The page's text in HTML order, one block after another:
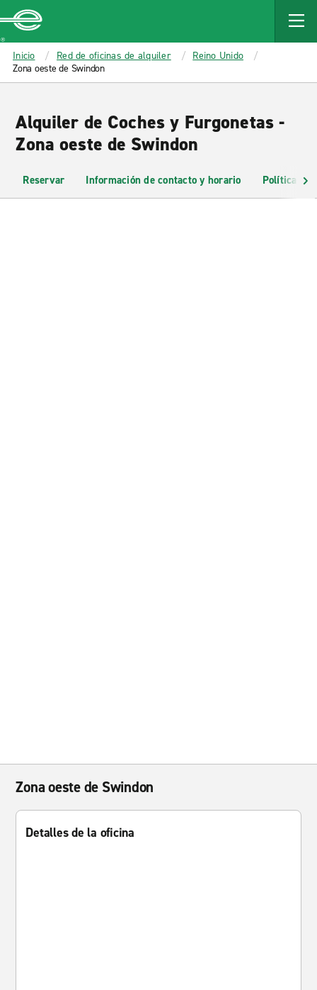
MAIN
CONTENT
Enterprise
Inicio Red de oficinas de alquiler
Reino Unido
Zona oeste de Swindon
Alquiler de Coches y Furgonetas -
Zona oeste de Swindon
Reservar Información de contacto y horario Políticas
Zona oeste de Swindon
Detalles de la oficina